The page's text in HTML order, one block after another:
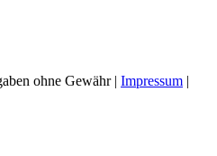
ohne Gewähr | Impressum |